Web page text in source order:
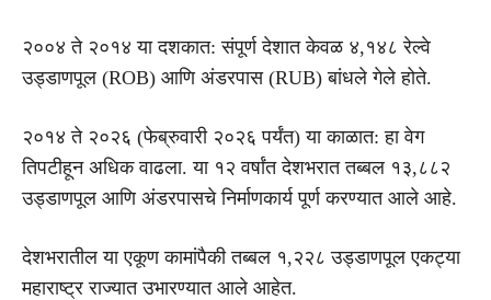
२००४ ते २०१४ या दशकात: संपूर्ण देशात केवळ ४,१४८ रेल्वे
उड्डाणपूल (ROB) आणि अंडरपास (RUB) बांधले गेले होते.
२०१४ ते २०२६ (फेब्रुवारी २०२६ पर्यंत) या काळात: हा वेग
तिपटीहून अधिक वाढला. या १२ वर्षांत देशभरात तब्बल १३,८८२
उड्डाणपूल आणि अंडरपासचे निर्माणकार्य पूर्ण करण्यात आले आहे.
देशभरातील या एकूण कामांपैकी तब्बल १,२२८ उड्डाणपूल एकट्या
महाराष्ट्र राज्यात उभारण्यात आले आहेत.